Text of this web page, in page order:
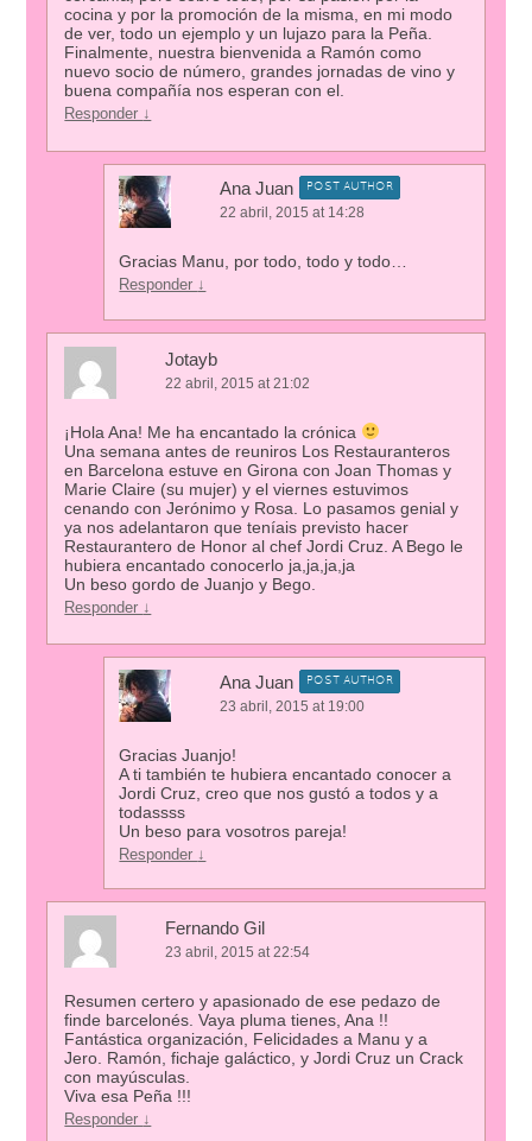
cocina y por la promoción de la misma, en mi modo
de ver, todo un ejemplo y un lujazo para la Peña.
Finalmente, nuestra bienvenida a Ramón como
nuevo socio de número, grandes jornadas de vino y
buena compañía nos esperan con el.
Responder ↓
Ana Juan POST AUTHOR
22 abril, 2015 at 14:28
Gracias Manu, por todo, todo y todo…
Responder ↓
Jotayb
22 abril, 2015 at 21:02
¡Hola Ana! Me ha encantado la crónica
Una semana antes de reuniros Los Restauranteros
en Barcelona estuve en Girona con Joan Thomas y
Marie Claire (su mujer) y el viernes estuvimos
cenando con Jerónimo y Rosa. Lo pasamos genial y
ya nos adelantaron que teníais previsto hacer
Restaurantero de Honor al chef Jordi Cruz. A Bego le
hubiera encantado conocerlo ja,ja,ja,ja
Un beso gordo de Juanjo y Bego.
Responder ↓
Ana Juan POST AUTHOR
23 abril, 2015 at 19:00
Gracias Juanjo!
A ti también te hubiera encantado conocer a
Jordi Cruz, creo que nos gustó a todos y a
todassss
Un beso para vosotros pareja!
Responder ↓
Fernando Gil
23 abril, 2015 at 22:54
Resumen certero y apasionado de ese pedazo de
finde barcelonés. Vaya pluma tienes, Ana !!
Fantástica organización, Felicidades a Manu y a
Jero. Ramón, fichaje galáctico, y Jordi Cruz un Crack
con mayúsculas.
Viva esa Peña !!!
Responder ↓